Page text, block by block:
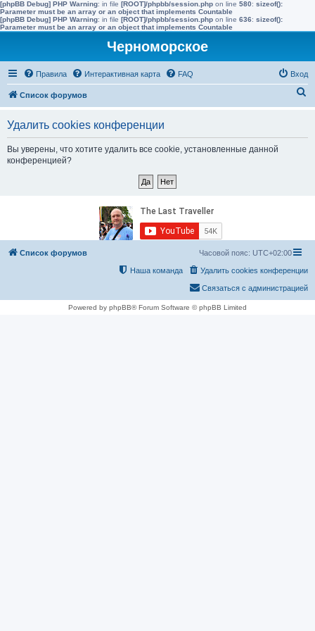
[phpBB Debug] PHP Warning: in file [ROOT]/phpbb/session.php on line 580: sizeof():
Parameter must be an array or an object that implements Countable
[phpBB Debug] PHP Warning: in file [ROOT]/phpbb/session.php on line 636: sizeof():
Parameter must be an array or an object that implements Countable
Черноморское
Правила Интерактивная карта FAQ Вход
Список форумов
Удалить cookies конференции
Вы уверены, что хотите удалить все cookie, установленные данной
конференцией?
Список форумов Часовой пояс: UTC+02:00
Удалить cookies конференции
Наша команда
Связаться с администрацией
Powered by phpBB® Forum Software © phpBB Limited